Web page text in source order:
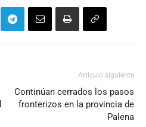
Artículo siguiente
Continúan cerrados los pasos
fronterizos en la provincia de
Palena